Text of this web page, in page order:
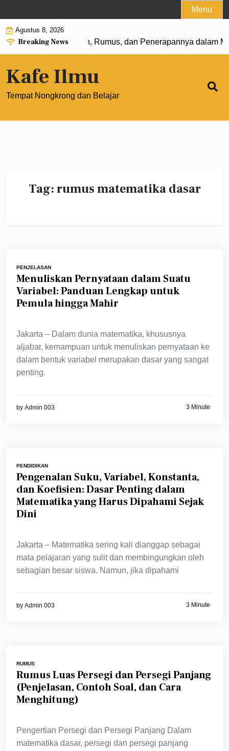
to
content
Menu
Agustus 8, 2026
Breaking News
0: Pengertian, Rumus, dan Penerapannya dalam
Kafe Ilmu
Tempat Nongkrong dan Belajar
Tag:rumus matematika dasar
PENJELASAN
Menuliskan Pernyataan dalam Suatu
Variabel: Panduan Lengkap untuk
Pemula hingga Mahir
Jakarta – Dalam dunia matematika, khususnya
aljabar, kemampuan untuk menuliskan pernyataan ke
dalam bentuk variabel merupakan dasar yang sangat
penting.
by Admin 003 3 Minute
PENDIDIKAN
Pengenalan Suku, Variabel, Konstanta,
dan Koefisien: Dasar Penting dalam
Matematika yang Harus Dipahami Sejak
Dini
Jakarta – Matematika sering kali dianggap sebagai
mata pelajaran yang sulit dan membingungkan oleh
sebagian besar siswa. Namun, jika dipahami
by Admin 003 3 Minute
RUMUS
Rumus Luas Persegi dan Persegi Panjang
(Penjelasan, Contoh Soal, dan Cara
Menghitung)
Pengertian Persegi dan Persegi Panjang Dalam
matematika dasar, persegi dan persegi panjang